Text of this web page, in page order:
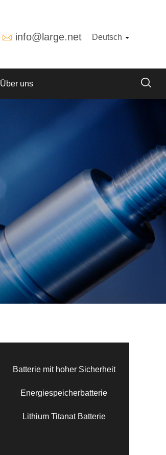
info@large.net Deutsch
Über uns
Batterie mit hoher Sicherheit
Energiespeicherbatterie
Lithium Titanat Batterie